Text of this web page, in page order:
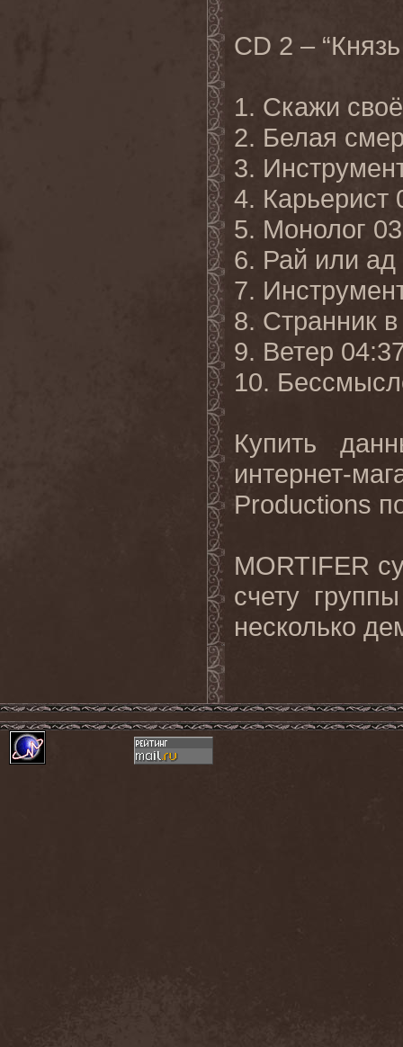
CD 2 –
1. Скажи
2. Белая
3.
4. Карьерист
5. Монолог
6. Рай или ад
7.
8. Странник
9. Ветер
10.
Купить
интернет-
Productions
MORTIFER
счету
несколько